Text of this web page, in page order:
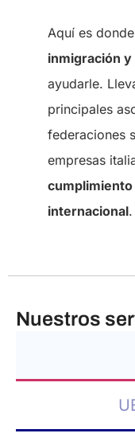
Aquí es
inmigración
ayudarle.
principales
federaciones
empresas
internacional.
Nuestros